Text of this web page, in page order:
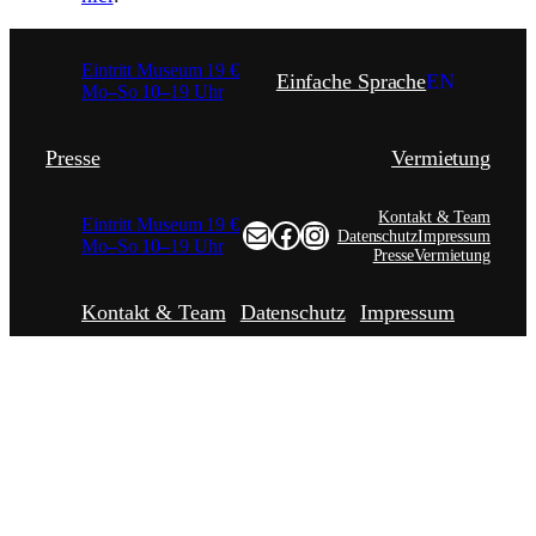
Eintritt Museum 19 €
Mo–So 10–19 Uhr Einfache SpracheEN
Presse Vermietung
Eintritt Museum 19 €
Mo–So 10–19 Uhr test@example.comFacebook Instagram
Kontakt & Team
DatenschutzImpressum
PresseVermietung
Kontakt & Team Datenschutz Impressum